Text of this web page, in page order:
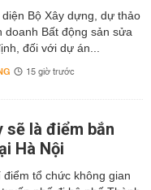
Bộ Xây dựng, dự thảo
doanh Bất động sản sửa
đối với dự án...
15 giờ trước
sẽ là điểm bắn
Hà Nội
tổ chức không gian